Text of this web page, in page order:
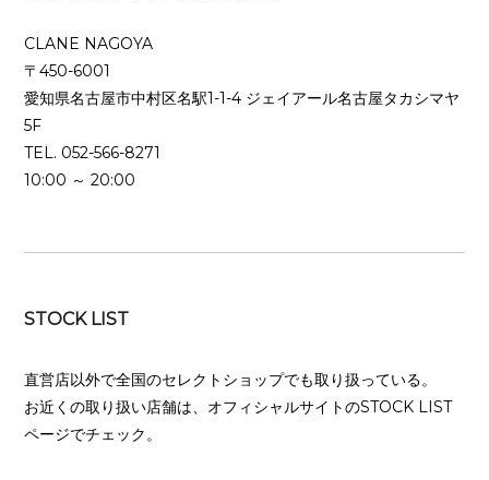
CLANE NAGOYA
〒450-6001
愛知県名古屋市中村区名駅1-1-4 ジェイアール名古屋タカシマヤ
5F
TEL. 052-566-8271
10:00 ～ 20:00
STOCK LIST
直営店以外で全国のセレクトショップでも取り扱っている。
お近くの取り扱い店舗は、オフィシャルサイトのSTOCK LIST
ページでチェック。